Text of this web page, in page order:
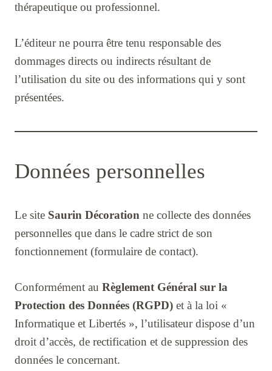
thérapeutique ou professionnel.
L’éditeur ne pourra être tenu responsable des
dommages directs ou indirects résultant de
l’utilisation du site ou des informations qui y sont
présentées.
Données personnelles
Le site Saurin Décoration ne collecte des données
personnelles que dans le cadre strict de son
fonctionnement (formulaire de contact).
Conformément au Règlement Général sur la
Protection des Données (RGPD) et à la loi «
Informatique et Libertés », l’utilisateur dispose d’un
droit d’accès, de rectification et de suppression des
données le concernant.